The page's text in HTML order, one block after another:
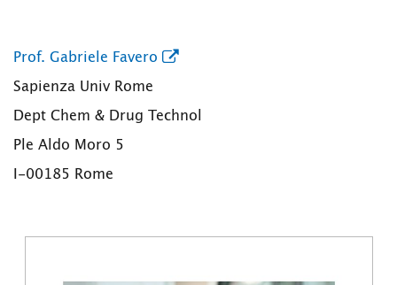
Prof. Gabriele Favero
Sapienza Univ Rome
Dept Chem & Drug Technol
Ple Aldo Moro 5
I-00185 Rome